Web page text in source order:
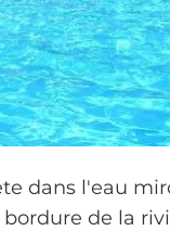
dans l'eau
de la